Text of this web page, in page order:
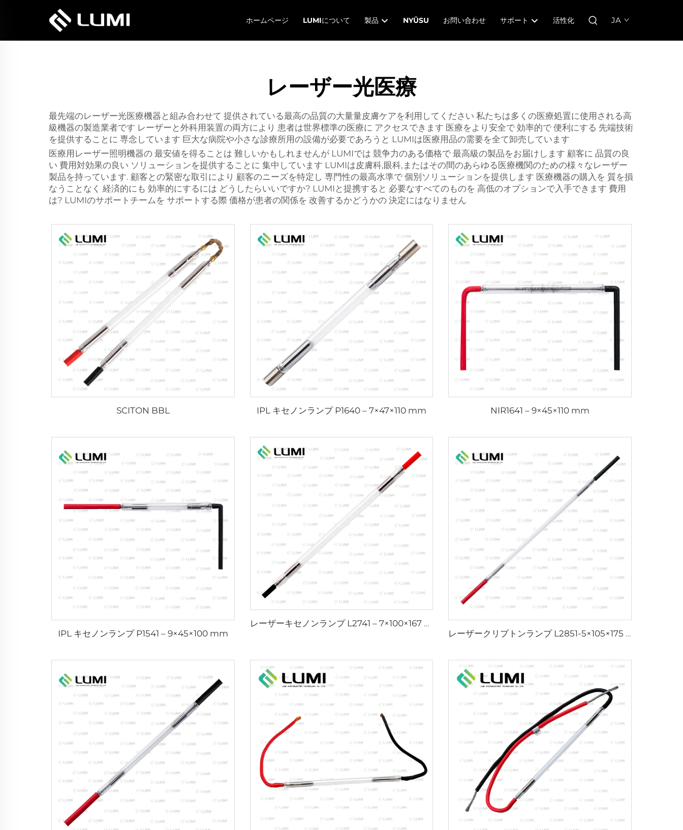
ホームページ LUMIについて 製品 NYŪSU お問い合わせ サポート 活性化 JA
レーザー光医療
最先端のレーザー光医療機器と組み合わせて 提供されている最高の品質の大量量皮膚ケアを利用してください 私たちは多くの医療処置に使用される高
級機器の製造業者です レーザーと外科用装置の両方により 患者は世界標準の医療に アクセスできます 医療をより安全で 効率的で 便利にする 先端技術
を提供することに 専念しています 巨大な病院や小さな診療所用の設備が必要であろうと LUMIは医療用品の需要を全て卸売しています
医療用レーザー照明機器の 最安値を得ることは 難しいかもしれませんが LUMIでは 競争力のある価格で 最高級の製品をお届けします 顧客に 品質の良
い 費用対効果の良い ソリューションを提供することに 集中しています LUMIは皮膚科,眼科,またはその間のあらゆる医療機関のための様々なレーザー
製品を持っています. 顧客との緊密な取引により 顧客のニーズを特定し 専門性の最高水準で 個別ソリューションを提供します 医療機器の購入を 質を損
なうことなく 経済的にも 効率的にするには どうしたらいいですか? LUMIと提携すると 必要なすべてのものを 高低のオプションで入手できます 費用
は? LUMIのサポートチームを サポートする際 価格が患者の関係を 改善するかどうかの 決定にはなりません
SCITON BBL IPL キセノンランプ P1640 – 7×47×110 mm NIR1641 – 9×45×110 mm
IPL キセノンランプ P1541 – 9×45×100 mm
レーザーキセノンランプ L2741 – 7×100×167 mm
レーザークリプトンランプ L2851-5×105×175 mm